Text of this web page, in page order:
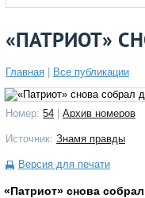
«ПАТРИОТ»
Главная Все публикации
Номер: 54 Архив номеров
Источник: Знамя правды
Версия для печати
«Патриот» снова